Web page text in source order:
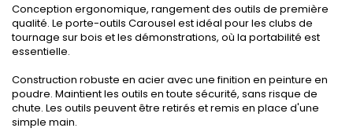
Conception ergonomique, rangement des outils de première
qualité. Le porte-outils Carousel est idéal pour les clubs de
tournage sur bois et les démonstrations, où la portabilité est
essentielle.
Construction robuste en acier avec une finition en peinture en
poudre. Maintient les outils en toute sécurité, sans risque de
chute. Les outils peuvent être retirés et remis en place d'une
simple main.